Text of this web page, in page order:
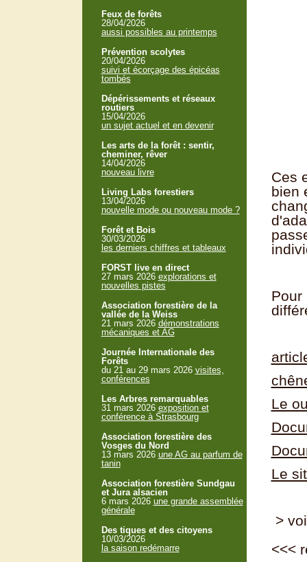
Ces
bien
Pour
Le
Le
>
<<<
Feux de forêts
28/04/2026
aussi possibles au printemps
Prévention scolytes
20/04/2026
suivi et écorçage des épicéas
tombés
Dépérissements et réseaux
routiers
15/04/2026
un sujet actuel et en devenir
Les arts de la forêt : sentir,
cheminer, rêver
14/04/2026
nouveau livre
Living Labs forestiers
13/04/2026
nouvelle mode ou nouveau mode ?
Forêt et Bois
30/03/2026
les derniers chiffres et tableaux
FORST live en direct
27 mars 2026 explorations et
nouvelles pistes
Association forestière de la
vallée de la Weiss
21 mars 2026 démonstrations
mécaniques et AG
Journée Internationale des
Forêts
du 21 au 29 mars 2026 visites,
conférences
Les Arbres remarquables
31 mars 2026 exposition et
conférence à Strasbourg
Association forestière des
Vosges du Nord
13 mars 2026 une AG au parfum de
tanin
Association forestière Sundgau
et Jura alsacien
6 mars 2026 une grande assemblée
générale
Des tiques et des citoyens
10/03/2026
la saison redémarre